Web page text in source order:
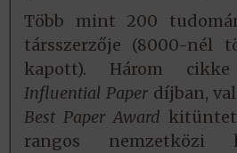
Több mint 200
társszerzője (8000-nél
kapott). Három
Influential Paperdíjban,
Best Paper Award
rangos nemzetközi